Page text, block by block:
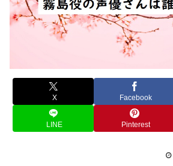
X Facebook
LINE Pinterest